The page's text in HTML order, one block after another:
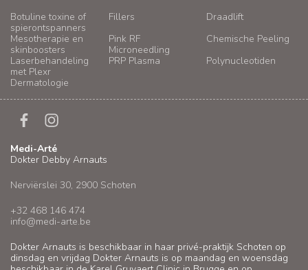
Botuline toxine of
spierontspanners
Fillers
Draadlift
Mesotherapie en
skinboosters
Pink RF
Microneedling
Chemische Peeling
Laserbehandeling
met Plexr
PRP Plasma
Polynucleotiden
Dermatologie
Medi-Arté
Dokter Debby Arnauts
Nerviërslei 30, 2900 Schoten
+32 468 146 474
info@medi-arte.be
Dokter Arnauts is beschikbaar in haar privé-praktijk Schoten op
dinsdag en vrijdag Dokter Arnauts is op maandag en woensdag